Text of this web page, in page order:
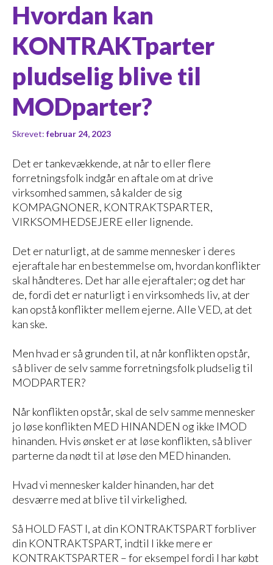
Hvordan kan
KONTRAKTparter
pludselig blive til
MODparter?
Skrevet: februar 24, 2023
Det er tankevækkende, at når to eller flere
forretningsfolk indgår en aftale om at drive
virksomhed sammen, så kalder de sig
KOMPAGNONER, KONTRAKTSPARTER,
VIRKSOMHEDSEJERE eller lignende.
Det er naturligt, at de samme mennesker i deres
ejeraftale har en bestemmelse om, hvordan konflikter
skal håndteres. Det har alle ejeraftaler; og det har
de, fordi det er naturligt i en virksomheds liv, at der
kan opstå konflikter mellem ejerne. Alle VED, at det
kan ske.
Men hvad er så grunden til, at når konflikten opstår,
så bliver de selv samme forretningsfolk pludselig til
MODPARTER?
Når konflikten opstår, skal de selv samme mennesker
jo løse konflikten MED HINANDEN og ikke IMOD
hinanden. Hvis ønsket er at løse konflikten, så bliver
parterne da nødt til at løse den MED hinanden.
Hvad vi mennesker kalder hinanden, har det
desværre med at blive til virkelighed.
Så HOLD FAST I, at din KONTRAKTSPART forbliver
din KONTRAKTSPART, indtil I ikke mere er
KONTRAKTSPARTER – for eksempel fordi I har købt